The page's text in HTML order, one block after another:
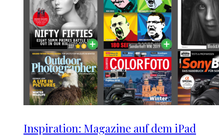
Inspiration: Magazine auf dem iPad